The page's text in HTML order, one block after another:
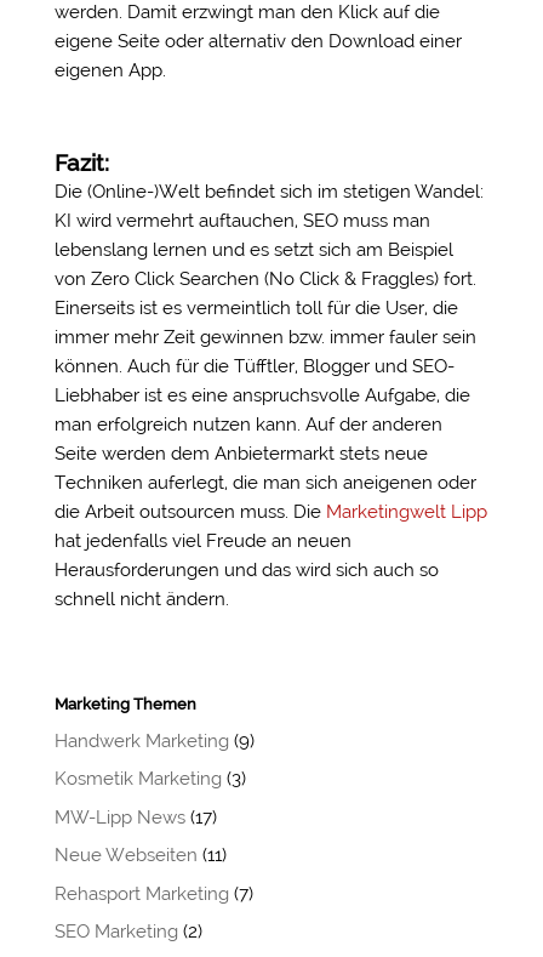
werden. Damit erzwingt man den Klick auf die
eigene Seite oder alternativ den Download einer
eigenen App.
Fazit:
Die (Online-)Welt befindet sich im stetigen Wandel:
KI wird vermehrt auftauchen, SEO muss man
lebenslang lernen und es setzt sich am Beispiel
von Zero Click Searchen (No Click & Fraggles) fort.
Einerseits ist es vermeintlich toll für die User, die
immer mehr Zeit gewinnen bzw. immer fauler sein
können. Auch für die Tüfftler, Blogger und SEO-
Liebhaber ist es eine anspruchsvolle Aufgabe, die
man erfolgreich nutzen kann. Auf der anderen
Seite werden dem Anbietermarkt stets neue
Techniken auferlegt, die man sich aneigenen oder
die Arbeit outsourcen muss. Die Marketingwelt Lipp
hat jedenfalls viel Freude an neuen
Herausforderungen und das wird sich auch so
schnell nicht ändern.
Marketing Themen
Handwerk Marketing (9)
Kosmetik Marketing (3)
MW-Lipp News(17)
Neue Webseiten (11)
Rehasport Marketing (7)
SEO Marketing (2)